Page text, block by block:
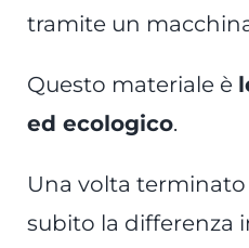
tramite un
Questo materiale è
ed ecologico.
Una volta terminato
subito la differenza